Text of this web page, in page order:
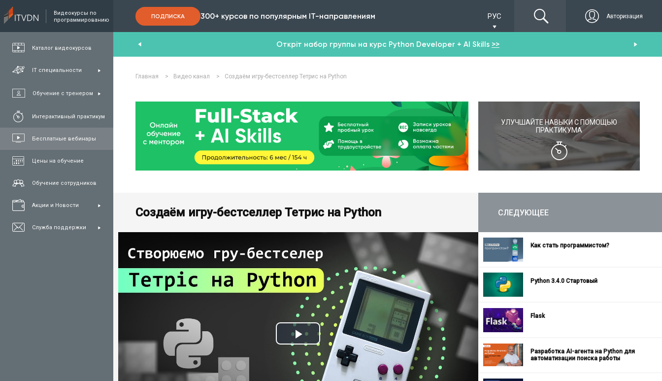
Видеокурсы по
программированию
Каталог видеокурсов
IT специальности
Обучение с тренером
Интерактивный практикум
Бесплатные вебинары
Цены на обучение
Обучение сотрудников
Акции и Новости
Служба поддержки
ПОДПИСКА 300+ курсов по популярным IT-направлениям РУС Авторизация
,FullStack Откріт набор группы на курс Python Developer + AI Skills >>
Главная > Видео канал > Создаём игру-бестселлер Тетрис на Python
УЛУЧШАЙТЕ НАВЫКИ С ПОМОЩЬЮ
ПРАКТИКУМА
Создаём игру-бестселлер Тетрис на Python
Play
Video
СЛЕДУЮЩЕЕ
Как стать программистом?
Python 3.4.0 Стартовый
Flask
Разработка AI-агента на Python для
автоматизации поиска работы